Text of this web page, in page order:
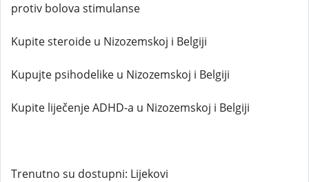
protiv bolova stimulanse
Kupite steroide u Nizozemskoj i Belgiji
Kupujte psihodelike u Nizozemskoj i Belgiji
Kupite liječenje ADHD-a u Nizozemskoj i Belgiji
Trenutno su dostupni: Lijekovi